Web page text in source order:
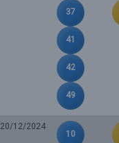
37
41
42
49
20/12/2024
10